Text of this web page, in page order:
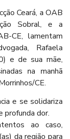
Ceará, a OAB
Sobral, e a
CE, lamentam
Rafaela
e de sua mãe,
na manhã
CE.
e se solidariza
profunda dor.
ao caso,
da região para